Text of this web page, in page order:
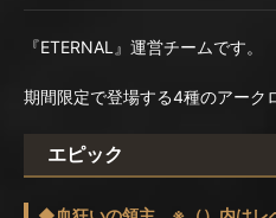
『ETERNAL』運営チームです。
期間限定で登場する4種のアーク
エピック